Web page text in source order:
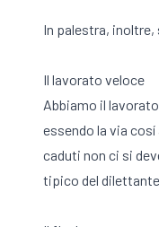
In palestra, inoltre,
Il lavorato veloce
Abbiamo il
essendo la via
caduti non ci si
tipico del